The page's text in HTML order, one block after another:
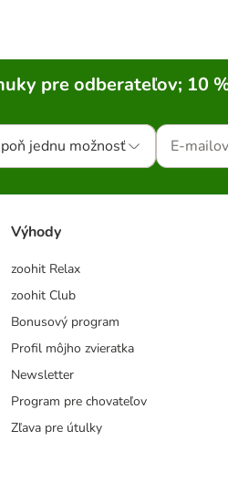
pre odberateľov; 10
jednu možnosť
Výhody
zoohit Relax
zoohit Club
Bonusový program
Profil môjho zvieratka
Newsletter
Program pre chovateľov
Zľava pre útulky